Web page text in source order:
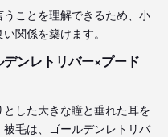
ことを理解できるため、小
関係を築けます。
ンレトリバー×プード
した大きな瞳と垂れた耳を
毛は、ゴールデンレトリバ